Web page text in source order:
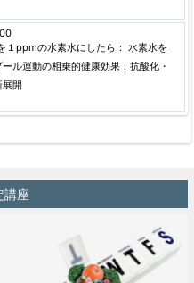
１ppmの水素水にしたら： 水素水を
ル運動の相乗的健康効果：抗酸化・
開
講座